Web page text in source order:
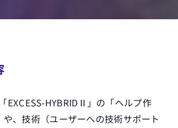
EXCESS-HYBRIDⅡ」の「ヘルプ作
、技術（ユーザーへの技術サポート